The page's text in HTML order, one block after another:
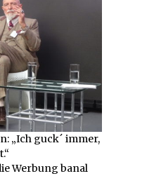
„Ich guck´ immer,
Werbung banal